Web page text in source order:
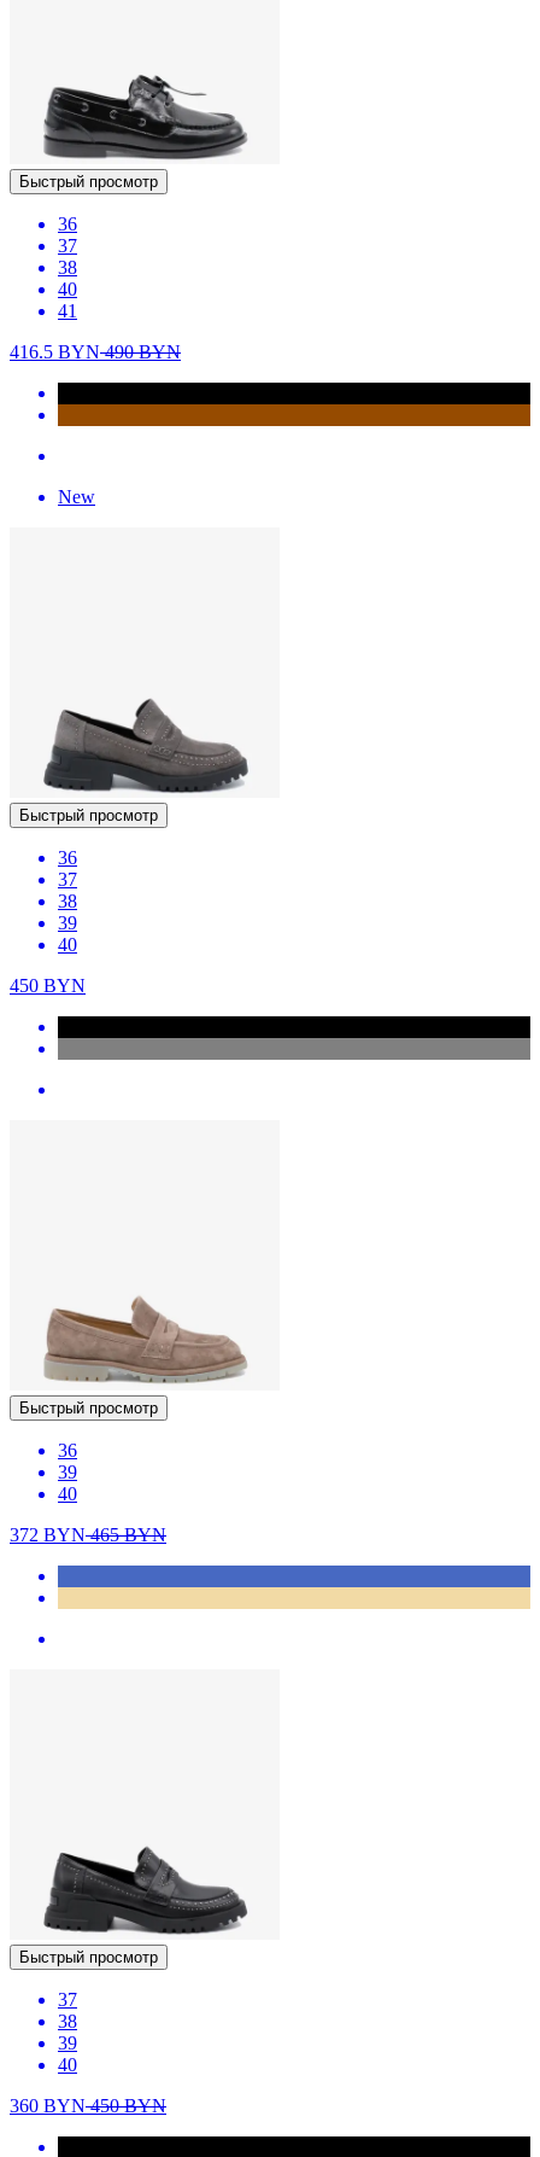
Быстрый просмотр
36
37
38
40
41
416.5 BYN490BYN
New
Быстрый просмотр
36
37
38
39
40
450 BYN
Быстрый просмотр
36
39
40
372 BYN465BYN
Быстрый просмотр
37
38
39
40
360 BYN450BYN